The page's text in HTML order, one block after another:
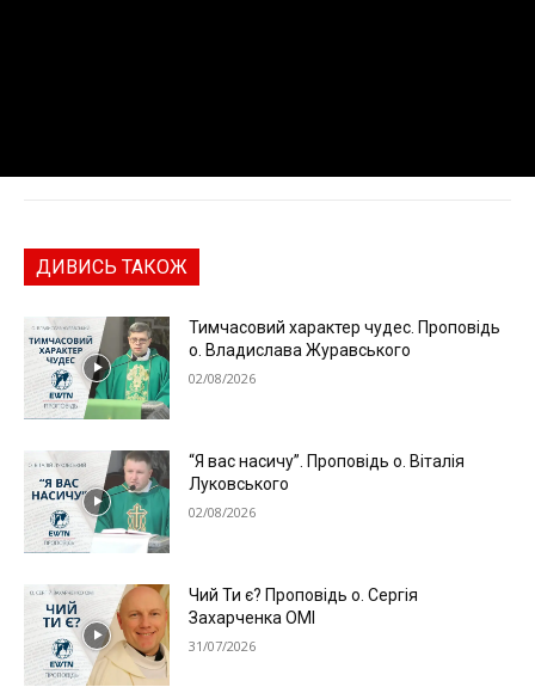
ДИВИСЬ ТАКОЖ
Тимчасовий характер чудес. Проповідь
о. Владислава Журавського
02/08/2026
“Я вас насичу”. Проповідь о. Віталія
Луковського
02/08/2026
Чий Ти є? Проповідь о. Сергія
Захарченка ОМІ
31/07/2026